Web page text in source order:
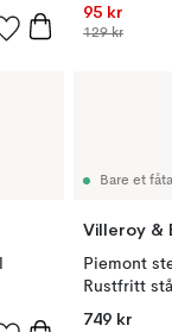
95 kr
129 kr
Bare et
Villeroy &
Piemont
Rustfritt stål
749 kr